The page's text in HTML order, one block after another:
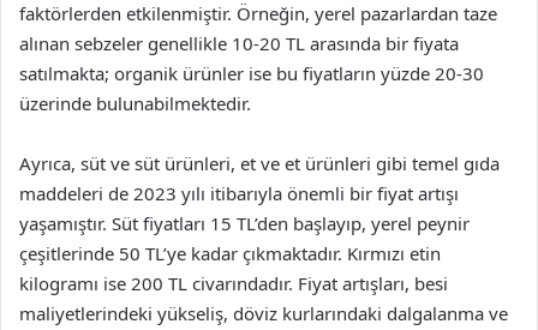
faktörlerden etkilenmiştir. Örneğin, yerel pazarlardan taze
alınan sebzeler genellikle 10-20 TL arasında bir fiyata
satılmakta; organik ürünler ise bu fiyatların yüzde 20-30
üzerinde bulunabilmektedir.
Ayrıca, süt ve süt ürünleri, et ve et ürünleri gibi temel gıda
maddeleri de 2023 yılı itibarıyla önemli bir fiyat artışı
yaşamıştır. Süt fiyatları 15 TL’den başlayıp, yerel peynir
çeşitlerinde 50 TL’ye kadar çıkmaktadır. Kırmızı etin
kilogramı ise 200 TL civarındadır. Fiyat artışları, besi
maliyetlerindeki yükseliş, döviz kurlarındaki dalgalanma ve